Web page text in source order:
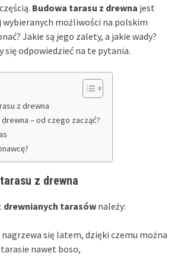
Budowa tarasu z drewna jest
wybieranych możliwości na polskim
Jakie są jego zalety, a jakie wady?
się odpowiedzieć na te pytania.
z drewna
– od czego zacząć?
z drewna
drewnianych tarasów należy:
się latem, dzięki czemu można
nawet boso,